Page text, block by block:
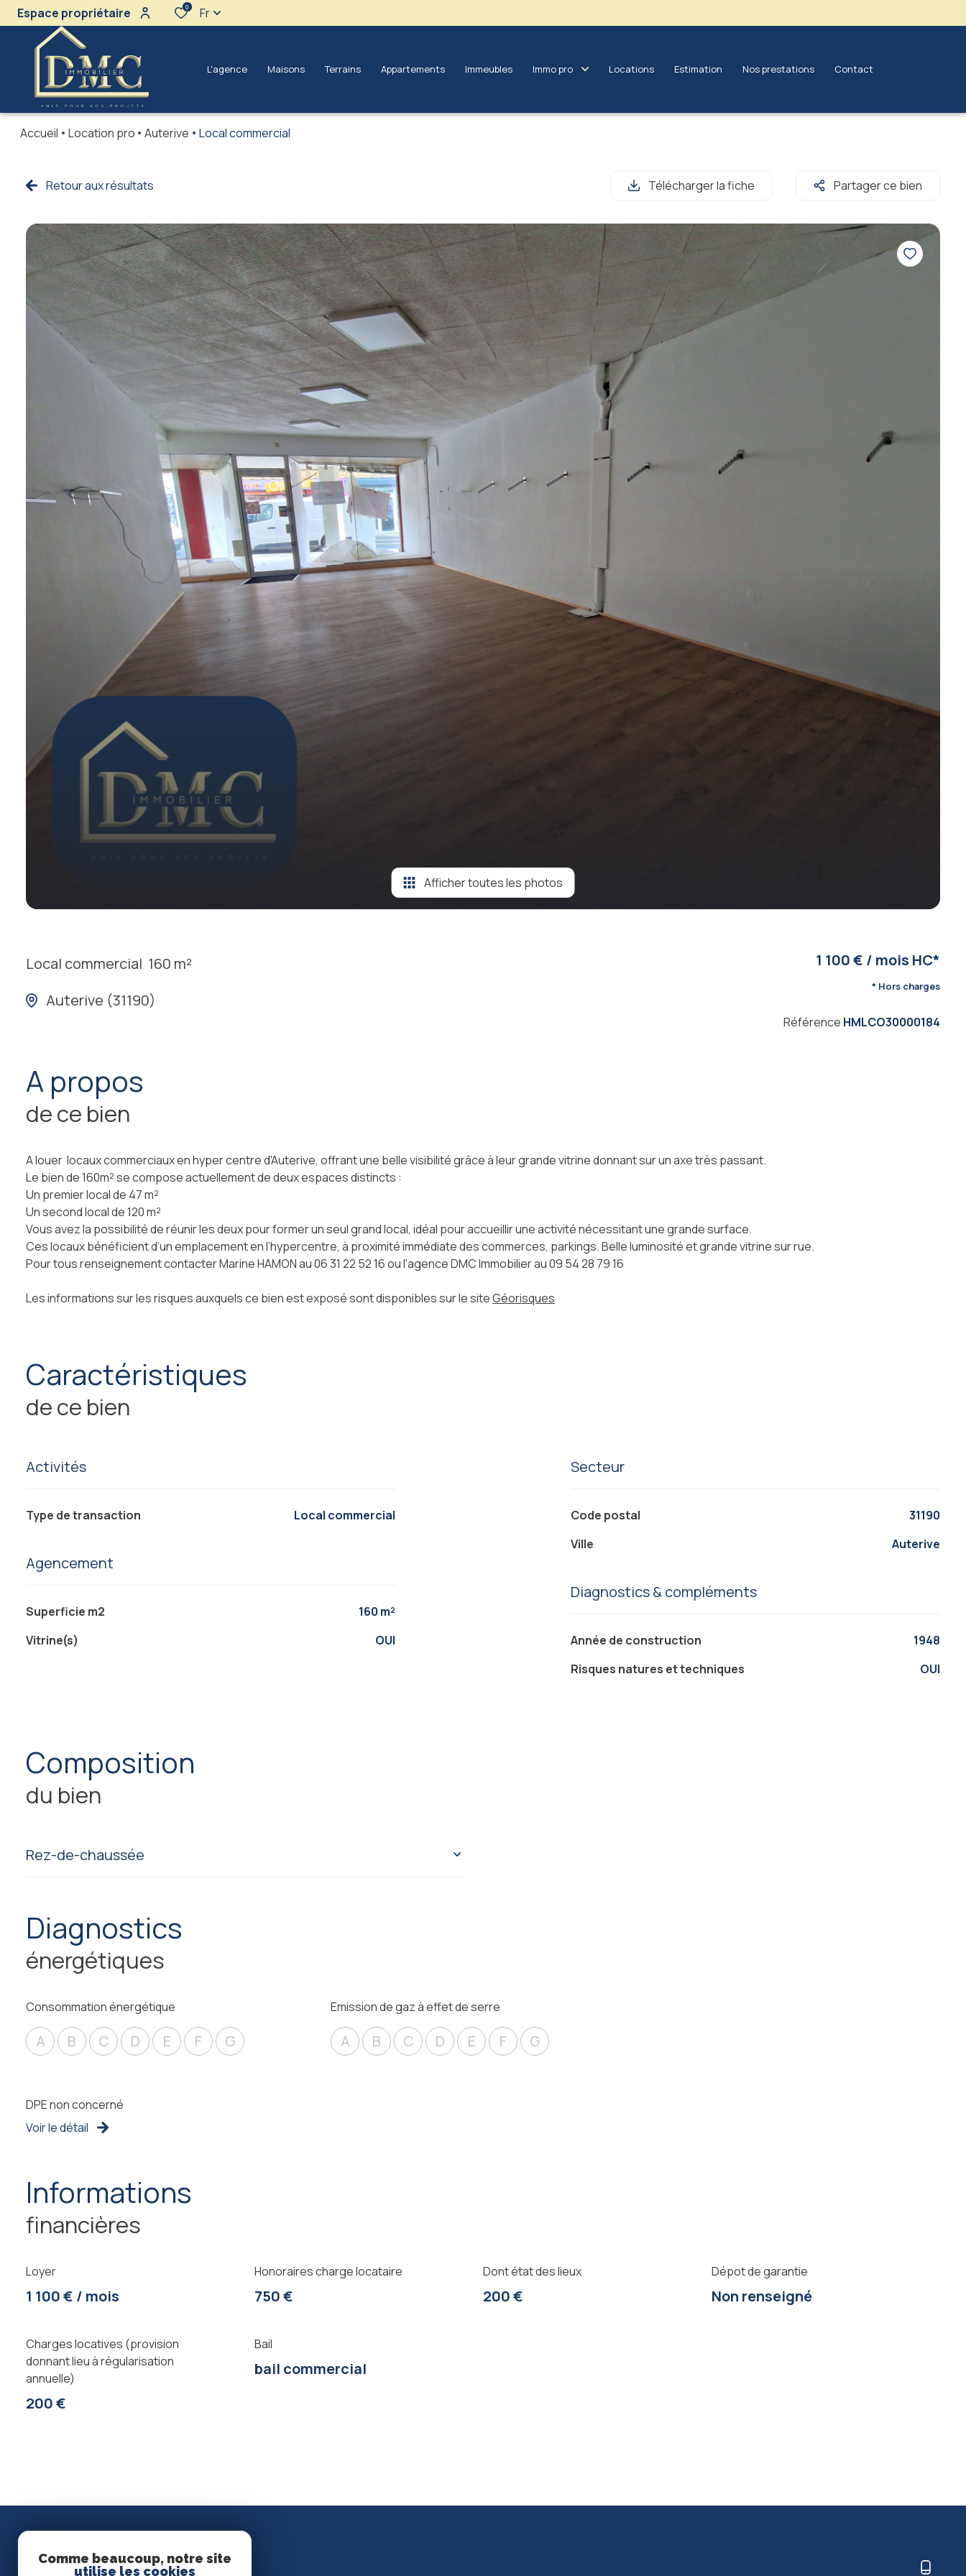
Espace propriétaire 0 Fr
l'agence maisons terrains appartements immeubles immo pro locations estimation nos prestations contact
Accueil Location pro Auterive Local commercial
Retour aux résultats Télécharger la fiche Partager ce bien
Afficher toutes les photos
Local commercial 160 m²
Auterive (31190)
1 100 € / mois HC*
* Hors charges
Référence HMLCO30000184
a propos
de ce bien
A louer locaux commerciaux en hyper centre d'Auterive, offrant une belle visibilité grâce à leur grande vitrine donnant sur un axe très passant.
Le bien de 160m² se compose actuellement de deux espaces distincts :
Un premier local de 47 m²
Un second local de 120 m²
Vous avez la possibilité de réunir les deux pour former un seul grand local, idéal pour accueillir une activité nécessitant une grande surface.
Ces locaux bénéficient d’un emplacement en l’hypercentre, à proximité immédiate des commerces, parkings. Belle luminosité et grande vitrine sur rue.
Pour tous renseignement contacter Marine HAMON au 06 31 22 52 16 ou l'agence DMC Immobilier au 09 54 28 79 16
Les informations sur les risques auxquels ce bien est exposé sont disponibles sur le siteGéorisques
caractéristiques
de ce bien
Activités
Type de transaction Local commercial
Agencement
Superficie m2
160 m²
Vitrine(s)
OUI
Secteur
Code postal
31190
Ville
Auterive
Diagnostics & compléments
Année de construction
1948
Risques natures et techniques
OUI
composition
du bien
Rez-de-chaussée
sallediagnostics
énergétiques
Consommation énergétique
A B C D E F G
Emission de gaz à effet de serre
A B C D E F G
DPE non concerné
Voir le détail
informations
financières
Loyer
1 100 € / mois
Honoraires charge locataire
750 €
Dont état des lieux
200 €
Dépot de garantie
Non renseigné
Charges locatives (provision
donnant lieu à régularisation
annuelle)
200 €
Bail
bail commercial
Comme beaucoup, notre site
utilise les cookies